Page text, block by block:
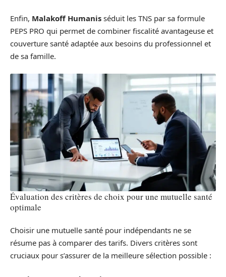
Enfin, Malakoff Humanis séduit les TNS par sa formule
PEPS PRO qui permet de combiner fiscalité avantageuse et
couverture santé adaptée aux besoins du professionnel et
de sa famille.
Évaluation des critères de choix pour une mutuelle santé
optimale
Choisir une mutuelle santé pour indépendants ne se
résume pas à comparer des tarifs. Divers critères sont
cruciaux pour s’assurer de la meilleure sélection possible :